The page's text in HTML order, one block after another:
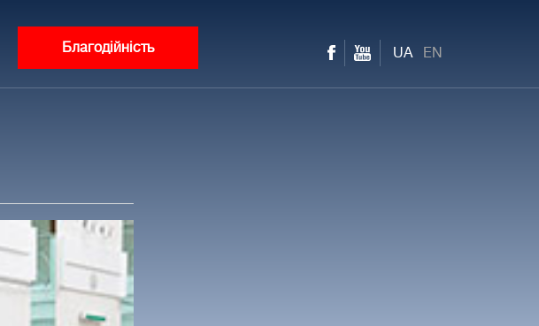
Благодійність UA EN